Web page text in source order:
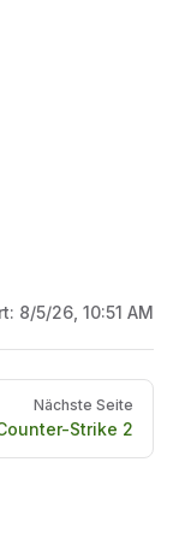
8/5/26, 10:51 AM
Nächste Seite
Strike 2